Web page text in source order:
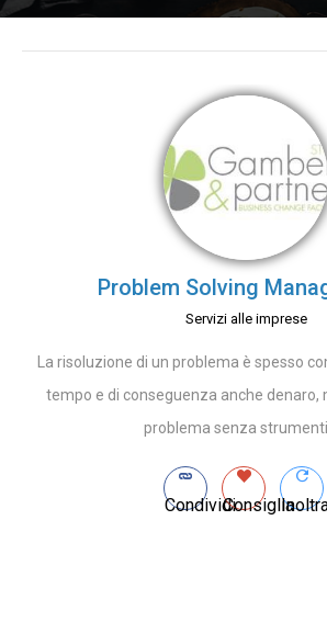
Problem Solving
Servizi alle imprese
La risoluzione di un problema è spesso
tempo e di conseguenza anche denaro,
problema senza
CondividiConsiglia